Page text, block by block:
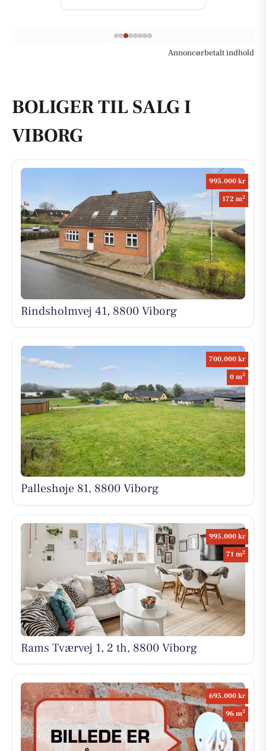
Annoncørbetalt indhold
BOLIGER TIL SALG I
VIBORG
995.000 kr
172 m2
Rindsholmvej 41, 8800 Viborg
700.000 kr
0 m2
Palleshøje 81, 8800 Viborg
995.000 kr
71 m2
Rams Tværvej 1, 2 th, 8800 Viborg
695.000 kr
96 m2